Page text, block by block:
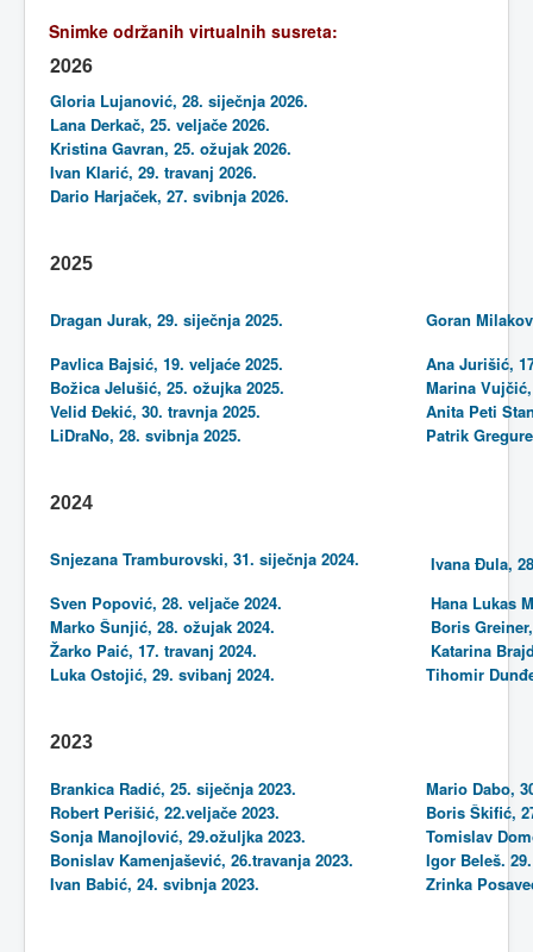
Snimke održanih virtualnih susreta:
2026
Gloria Lujanović, 28. siječnja 2026.
Lana Derkač, 25. veljače 2026.
Kristina Gavran, 25. ožujak 2026.
Ivan Klarić, 29. travanj 2026.
Dario Harjaček, 27. svibnja 2026.
2025
Dragan Jurak, 29. siječnja 2025.
Goran
Pavlica Bajsić, 19. veljaće 2025.
Ana Jurišić,
Božica Jelušić, 25. ožujka 2025.
Marina
Velid Đekić, 30. travnja 2025.
Anita Peti
LiDraNo, 28. svibnja 2025.
Patrik
2024
Snjezana Tramburovski, 31. siječnja 2024.
Ivana Đula,
Sven Popović, 28. veljače 2024.
Hana Lukas
Marko Šunjić, 28. ožujak 2024.
Boris
Žarko Paić, 17. travanj 2024.
Katarina
Luka Ostojić, 29. svibanj 2024.
Tihomir
2023
Brankica Radić, 25. siječnja 2023.
Mario Dabo,
Robert Perišić, 22.veljače 2023.
Boris Škifić,
Sonja Manojlović, 29.ožuljka 2023.
Tomislav
Bonislav Kamenjašević, 26.travanja 2023.
Igor Beleš.
Ivan Babić, 24. svibnja 2023.
Zrinka